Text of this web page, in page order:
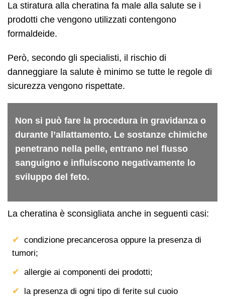
La stiratura alla cheratina fa male alla salute se i
prodotti che vengono utilizzati contengono
formaldeide.
Però, secondo gli specialisti, il rischio di
danneggiare la salute è minimo se tutte le regole di
sicurezza vengono rispettate.
Non si può fare la procedura in gravidanza o
durante l’allattamento. Le sostanze chimiche
penetrano nella pelle, entrano nel flusso
sanguigno e influiscono negativamente lo
sviluppo del feto.
La cheratina ѐ sconsigliata anche in seguenti casi:
condizione precancerosa oppure la presenza di
tumori;
allergie ai componenti dei prodotti;
la presenza di ogni tipo di ferite sul cuoio